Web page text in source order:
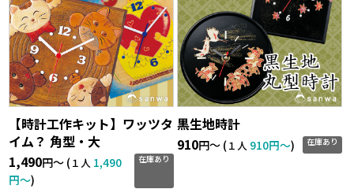
【時計工作キット】ワッツタ
イム？ 角型・大
1,490円〜 (１人 1,490
円〜)
在庫あり
黒生地時計
910円〜 (１人 910円〜) 在庫あり